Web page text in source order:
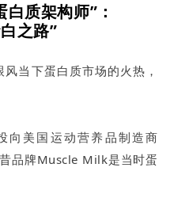
质架构师”：
之路”
当下蛋白质市场的火热，
向美国运动营养品制造商
品牌Muscle Milk是当时蛋